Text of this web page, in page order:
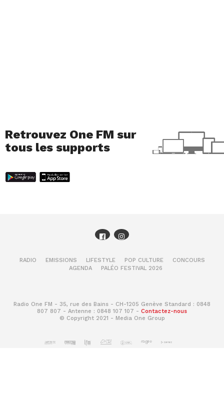
Retrouvez One FM sur
tous les supports
RADIO EMISSIONS LIFESTYLE POP CULTURE
CONCOURS
AGENDA
PALÉO FESTIVAL 2026
Radio One FM - 35, rue des Bains - CH-1205 Genève Standard : 0848
807 807 - Antenne : 0848 107 107 - Contactez-nous
© Copyright 2021 - Media One Group